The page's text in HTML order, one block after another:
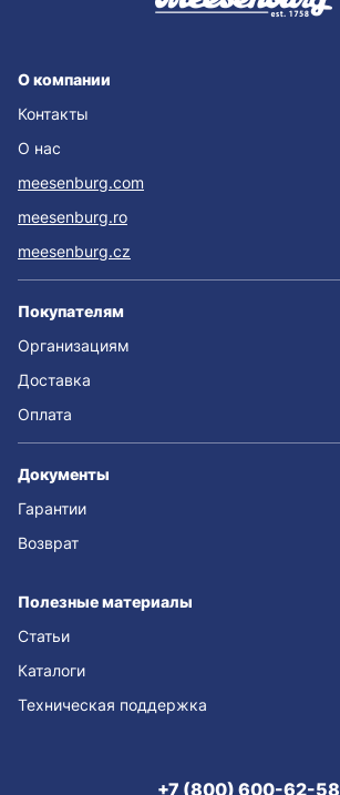
О компании
Контакты
О нас
meesenburg.com
meesenburg.ro
meesenburg.cz
Покупателям
Организациям
Доставка
Оплата
Документы
Гарантии
Возврат
Полезные материалы
Статьи
Каталоги
Техническая поддержка
+7 (800) 600-62-58